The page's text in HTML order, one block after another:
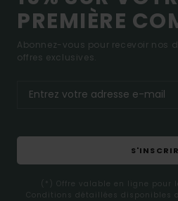
PREMIÈRE
Abonnez-vous pour recevoir nos
offres exclusives.
(*) Offre valable en ligne pour
Conditions détaillées disponibles